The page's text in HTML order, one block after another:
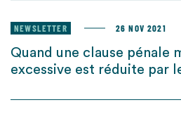
NEWSLETTER 26 NOV 2021
Quand une clause pénale
excessive est réduite par